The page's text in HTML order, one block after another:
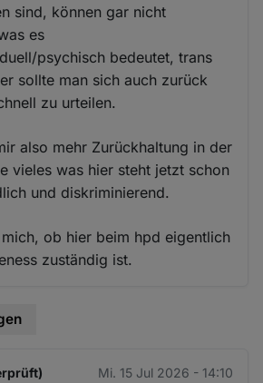
sind, können gar nicht
es
psychisch bedeutet, trans
sollte man sich auch zurück
zu urteilen.
also mehr Zurückhaltung in der
vieles was hier steht jetzt schon
und diskriminierend.
ob hier beim hpd eigentlich
zuständig ist.
Mi. 15 Jul 2026 - 14:10